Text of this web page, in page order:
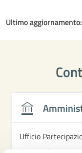
Ultimo aggiornamento:
Ufficio